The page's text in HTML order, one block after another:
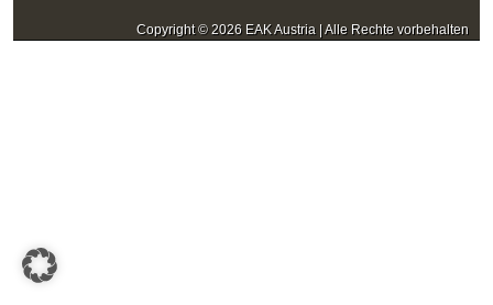
Copyright © 2026 EAK Austria | Alle Rechte vorbehalten